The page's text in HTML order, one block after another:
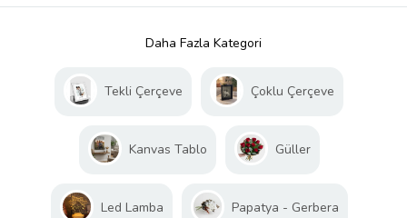
Daha Fazla Kategori
Tekli Çerçeve Çoklu Çerçeve
Kanvas Tablo Güller
Led Lamba Papatya - Gerbera